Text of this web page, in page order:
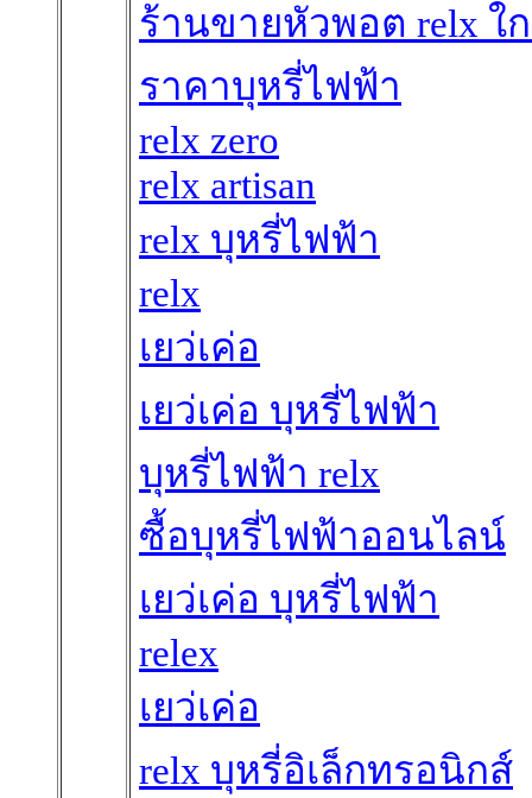
ร้านขายหัวพอต relx ใ
ราคาบุหรี่ไฟฟ้า
relx zero
relx artisan
relx บุหรี่ไฟฟ้า
relx
เยว่เค่อ
เยว่เค่อ บุหรี่ไฟฟ้า
บุหรี่ไฟฟ้า relx
ซื้อบุหรี่ไฟฟ้าออนไลน์
เยว่เค่อ บุหรี่ไฟฟ้า
relex
เยว่เค่อ
relx บุหรี่อิเล็กทรอนิกส์